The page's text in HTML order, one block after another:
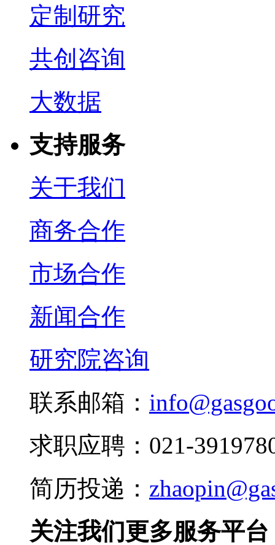
定制研究
共创咨询
大数据
支持服务
关于我们
商务合作
市场合作
新闻合作
研究院咨询
联系邮箱：
求职应聘：021-
简历投递：
关注我们更多服务平台